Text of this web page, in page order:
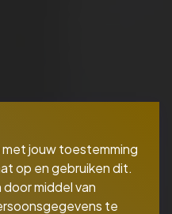
met jouw toestemming
op en gebruiken dit.
middel van
te